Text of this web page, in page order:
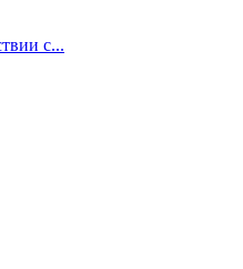
с...